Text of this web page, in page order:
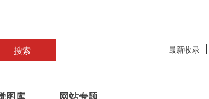
搜索 最新收录
图库 网站专题